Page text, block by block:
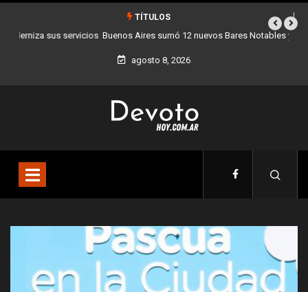
TÍTULOS
Buenos Aires sumó 12 nuevos Bares Notables y ya son 90 en toda la
Ciudad
agosto 8, 2026